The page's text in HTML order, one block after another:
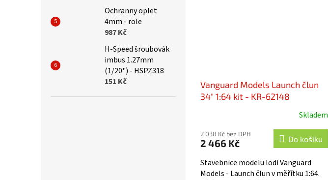
Ochranny oplet
4mm - role
987 Kč
H-Speed šroubovák
imbus 1.27mm
(1/20") - HSPZ318
151 Kč
Vanguard Models Launch člun
34" 1:64 kit - KR-62148
Skladem
2 038 Kč bez DPH
2 466 Kč Do košíku
Stavebnice modelu lodi Vanguard
Models - Launch člun v měřítku 1:64.